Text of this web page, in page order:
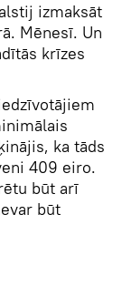
izmaksāt
Mēnesī. Un
krīzes
ka tāds
409 eiro.
būt arī
būt